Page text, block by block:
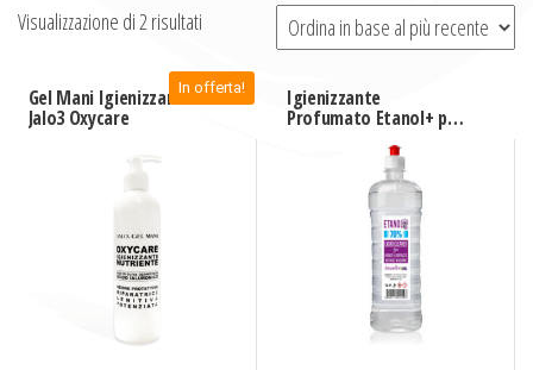
Visualizzazione di 2 risultati
Gel Mani Igienizzante
Jalo3 Oxycare
In offerta! Igienizzante
Profumato Etanol+ per
Utilizzo Senza Acqua